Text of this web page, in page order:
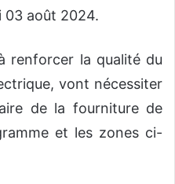
03 août 2024.
renforcer la qualité du
vont nécessiter
de la fourniture de
et les zones ci-